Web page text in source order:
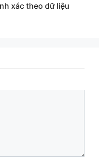
xác theo dữ liệu